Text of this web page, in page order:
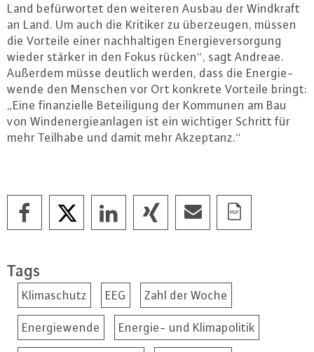
Land be­für­wor­tet den weiteren Ausbau der Windkraft
an Land. Um auch die Kritiker zu über­zeu­gen, müssen
die Vorteile einer nach­hal­ti­gen En­er­gie­ver­sor­gung
wieder stärker in den Fokus rücken“, sagt Andreae.
Außerdem müsse deutlich werden, dass die En­er­gie­
wen­de den Menschen vor Ort konkrete Vorteile bringt:
„Eine fi­nan­zi­el­le Be­tei­li­gung der Kommunen am Bau
von Wind­ener­gie­an­la­gen ist ein wichtiger Schritt für
mehr Teilhabe und damit mehr Akzeptanz.“
Tags
Klimaschutz EEG Zahl der Woche
Energiewende Energie- und Klimapolitik